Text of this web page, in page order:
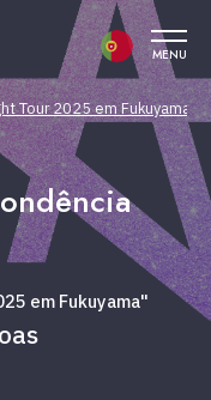
MENU
Tour 2025 em Fukuyama"
em Fukuyama"